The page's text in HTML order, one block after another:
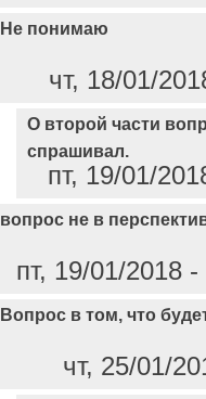
Не понимаю
чт, 18/01/
О второй части
спрашивал.
пт, 19/01/
вопрос не в
пт, 19/01/2018
Вопрос в том, что
чт, 25/01/